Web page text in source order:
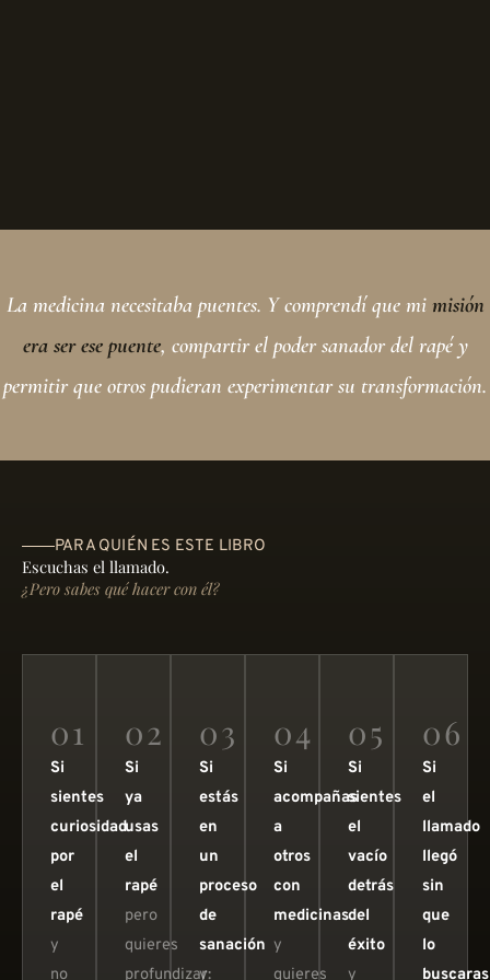
La medicina necesitaba puentes. Y comprendí que mi misión
era ser ese puente, compartir el poder sanador del rapé y
permitir que otros pudieran experimentar su transformación.
PARA QUIÉN ES ESTE LIBRO
Escuchas el llamado.
¿Pero sabes qué hacer con él?
01
Si
sientes
curiosidad
por
el
rapé
y
no
02
Si
ya
usas
el
rapé
pero
quieres
profundizar:
03
Si
estás
en
un
proceso
de
sanación
y
04
Si
acompañas
a
otros
con
medicinas
y
quieres
05
Si
sientes
el
vacío
detrás
del
éxito
y
06
Si
el
llamado
llegó
sin
que
lo
buscaras